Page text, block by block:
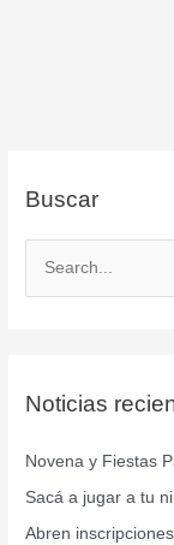
Buscar
a
p
o
r
Noticias
Novena y Fiestas
Sacá a jugar a tu
Abren